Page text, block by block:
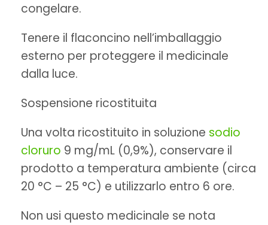
congelare.
Tenere il flaconcino nell’imballaggio
esterno per proteggere il medicinale
dalla luce.
Sospensione ricostituita
Una volta ricostituito in soluzione sodio
cloruro 9 mg/mL (0,9%), conservare il
prodotto a temperatura ambiente (circa
20 °C – 25 °C) e utilizzarlo entro 6 ore.
Non usi questo medicinale se nota